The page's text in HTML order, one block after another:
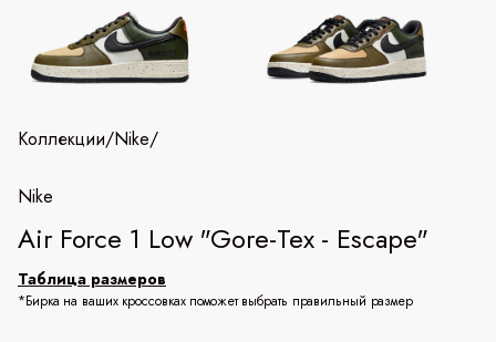
Коллекции/Nike/
Nike
Air Force 1 Low "Gore-Tex - Escape"
Таблица размеров
*Бирка на ваших кроссовках поможет выбрать правильный размер